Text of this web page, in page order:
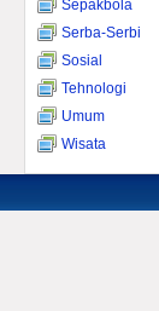
Sepakbola
Serba-Serbi
Sosial
Tehnologi
Umum
Wisata